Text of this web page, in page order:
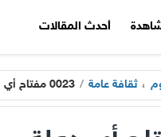
أحدث المقالات
، ثقافة عامة / 0023 مفتاح أي دولة